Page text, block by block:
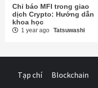
Chỉ báo MFI trong giao
dịch Crypto: Hướng dẫn
khoa học
1 year ago Tatsuwashi
Tạp chí Blockchain